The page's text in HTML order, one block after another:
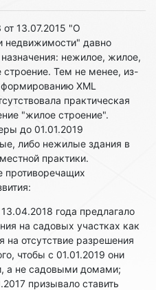
13.07.2015 "О
недвижимости" давно
нежилое, жилое,
Тем не менее, из-
XML
практическая
"жилое строение".
до 01.01.2019
либо нежилые здания в
практики.
года предлагало
на садовых участках как
отсутствие разрешения
чтобы с 01.01.2019 они
а не садовыми домами;
призывало ставить